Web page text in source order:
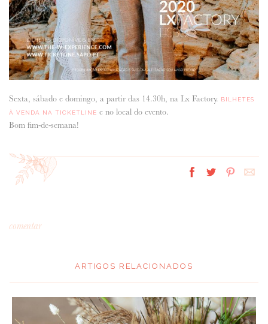
Sexta, sábado e domingo, a partir das 14.30h, na Lx Factory.
BILHETES
À VENDA NA TICKETLINE e no local do evento.
Bom fim-de-semana!
comentar
ARTIGOS RELACIONADOS